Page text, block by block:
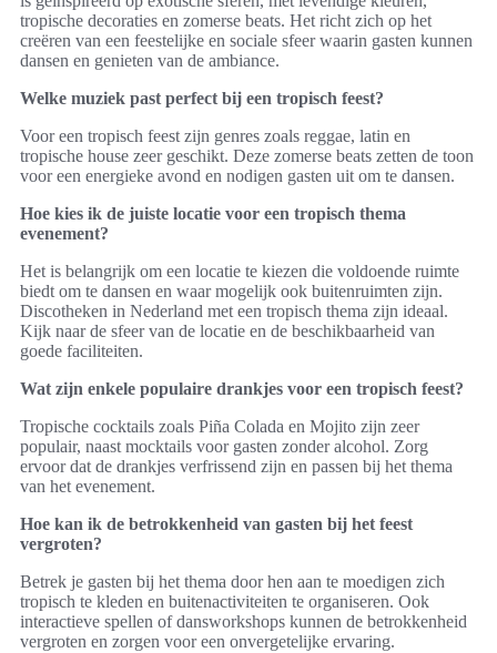
tropische decoraties en zomerse beats. Het richt zich op het
creëren van een feestelijke en sociale sfeer waarin gasten kunnen
dansen en genieten van de ambiance.
Welke muziek past perfect bij een tropisch feest?
Voor een tropisch feest zijn genres zoals reggae, latin en
tropische house zeer geschikt. Deze zomerse beats zetten de toon
voor een energieke avond en nodigen gasten uit om te dansen.
Hoe kies ik de juiste locatie voor een tropisch thema
evenement?
Het is belangrijk om een locatie te kiezen die voldoende ruimte
biedt om te dansen en waar mogelijk ook buitenruimten zijn.
Discotheken in Nederland met een tropisch thema zijn ideaal.
Kijk naar de sfeer van de locatie en de beschikbaarheid van
goede faciliteiten.
Wat zijn enkele populaire drankjes voor een tropisch feest?
Tropische cocktails zoals Piña Colada en Mojito zijn zeer
populair, naast mocktails voor gasten zonder alcohol. Zorg
ervoor dat de drankjes verfrissend zijn en passen bij het thema
van het evenement.
Hoe kan ik de betrokkenheid van gasten bij het feest
vergroten?
Betrek je gasten bij het thema door hen aan te moedigen zich
tropisch te kleden en buitenactiviteiten te organiseren. Ook
interactieve spellen of dansworkshops kunnen de betrokkenheid
vergroten en zorgen voor een onvergetelijke ervaring.